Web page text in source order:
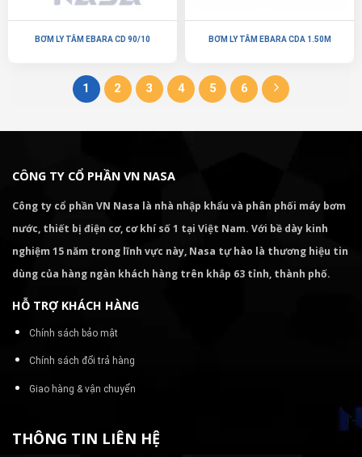
BƠM LY TÂM EBARA CD 90/10 BƠM LY TÂM EBARA CDA 1.50M
1 2 3 4 5 6
CÔNG TY CỔ PHẦN VN NASA
Công ty cổ phần VN Nasa là nhà nhập khẩu và phân phối máy bơm
nước, thiết bị điện cơ, cơ khí số 1 tại Việt Nam. Với bề dày kinh
nghiệm 15 năm trong lĩnh vực này, Nasa tự hào là thương hiệu tin
dùng của hàng ngàn khách hàng trên khắp 63 tỉnh, thành phố.
HỖ TRỢ KHÁCH HÀNG
Chính sách bảo mật
Chính sách đổi trả hàng
Giao hàng & vận chuyển
THÔNG TIN LIÊN HỆ